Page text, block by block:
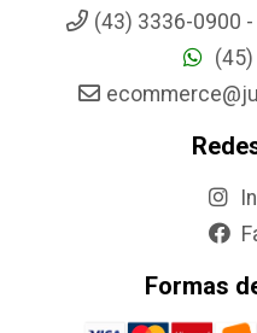
(43) 3336-0900 -
Formas